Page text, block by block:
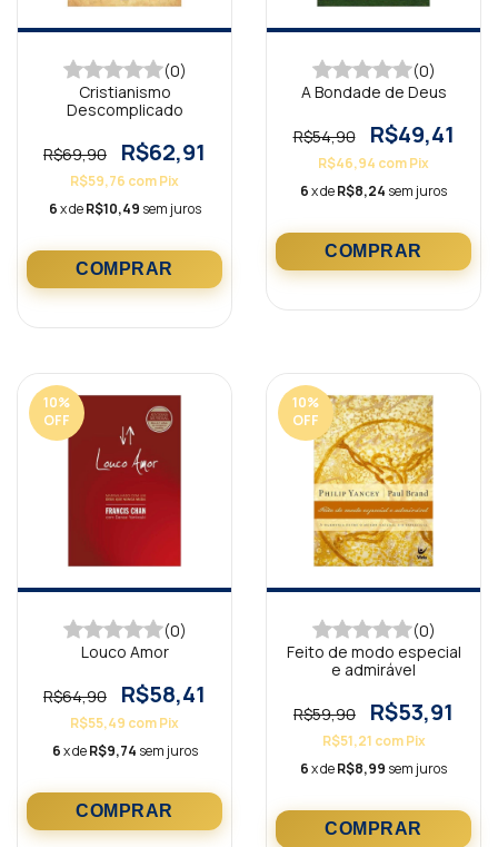
(0)
Cristianismo
Descomplicado
R$69,90 R$62,91
R$59,76 comPix
6x deR$10,49 sem juros
(0)
A Bondade de Deus
R$54,90 R$49,41
R$46,94 comPix
6x deR$8,24 sem juros
10%
OFF
(0)
Louco Amor
R$64,90 R$58,41
R$55,49 comPix
6x deR$9,74 sem juros
10%
OFF
(0)
Feito de modo especial
e admirável
R$59,90 R$53,91
R$51,21 com Pix
6x deR$8,99 sem juros